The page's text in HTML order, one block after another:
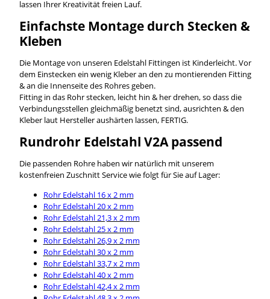
lassen Ihrer Kreativität freien Lauf.
Einfachste Montage durch Stecken &
Kleben
Die Montage von unseren Edelstahl Fittingen ist Kinderleicht. Vor
dem Einstecken ein wenig Kleber an den zu montierenden Fitting
& an die Innenseite des Rohres geben.
Fitting in das Rohr stecken, leicht hin & her drehen, so dass die
Verbindungsstellen gleichmäßig benetzt sind, ausrichten & den
Kleber laut Hersteller aushärten lassen, FERTIG.
Rundrohr Edelstahl V2A passend
Die passenden Rohre haben wir natürlich mit unserem
kostenfreien Zuschnitt Service wie folgt für Sie auf Lager:
Rohr Edelstahl 16 x 2 mm
Rohr Edelstahl 20 x 2 mm
Rohr Edelstahl 21,3 x 2 mm
Rohr Edelstahl 25 x 2 mm
Rohr Edelstahl 26,9 x 2 mm
Rohr Edelstahl 30 x 2 mm
Rohr Edelstahl 33,7 x 2 mm
Rohr Edelstahl 40 x 2 mm
Rohr Edelstahl 42,4 x 2 mm